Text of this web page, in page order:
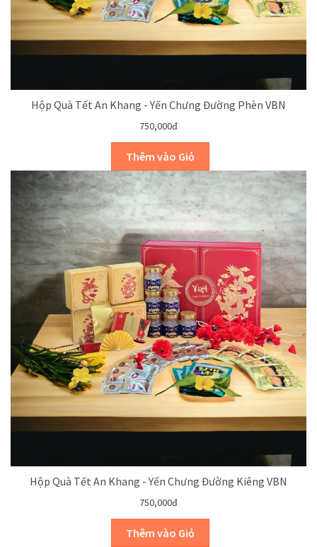
Hộp Quà Tết An Khang - Yến Chưng Đường Phèn VBN
750,000đ
Hộp Quà Tết An Khang - Yến Chưng Đường Kiêng VBN
750,000đ